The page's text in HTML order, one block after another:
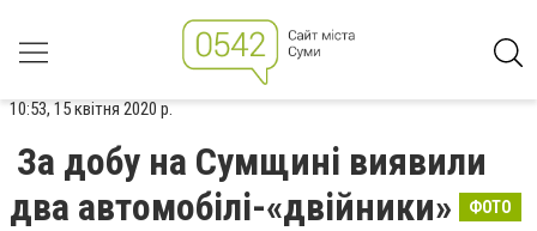
10:53, 15 квітня 2020 р.
За добу на Сумщині виявили
два автомобілі-«двійники»
ФОТО